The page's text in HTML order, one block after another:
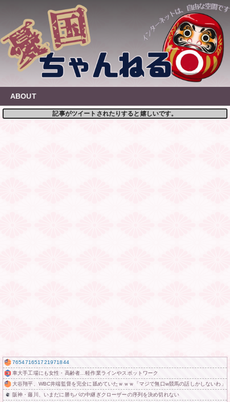
content
ABOUT
記事がツイートされたりすると嬉しいです。
765471651721971844
車大手工場にも女性・高齢者…軽作業ラインやスポットワーク
大谷翔平、WBC井端監督を完全に舐めていたｗｗｗ「マジで無口w競馬の話しかしないわ」
阪神・藤川、いまだに勝ちパの中継ぎクローザーの序列を決め切れない